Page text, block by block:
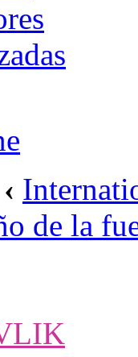
‹
de la